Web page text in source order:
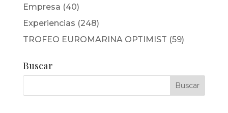
Empresa (40)
Experiencias (248)
TROFEO EUROMARINA OPTIMIST (59)
Buscar